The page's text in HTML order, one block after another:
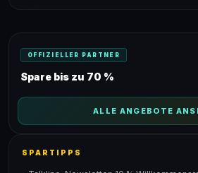
OFFIZIELLER PARTNER
Spare bis zu 70 %
ALLE ANGEBOTE
SPARTIPPS